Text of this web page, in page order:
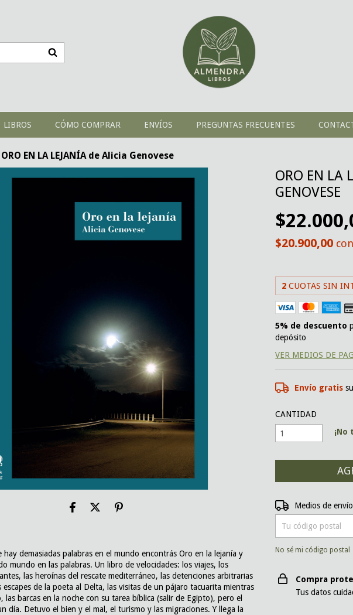
LIBROS CÓMO COMPRAR ENVÍOS PREGUNTAS FRECUENTES
ORO EN LA LEJANÍA de Alicia Genovese
hay demasiadas palabras en el mundo encontrás Oro en la lejanía y
mundo en las palabras. Un libro de velocidades: los viajes, los
las heroínas del rescate mediterráneo, las detenciones arbitrarias
de la poeta al Delta, las visitas de un pájaro tacuarita mientras
las barcas en la noche con su tarea bíblica (salir de Egipto), pero el
día. Detuvo el bien y el mal, el turismo y las migraciones. Y llega la
ORO EN LA
GENOVESE
$20.900,00 con
2 CUOTAS SIN
5% de descuento
depósito
VER MEDIOS DE
Envío gratis
CANTIDAD
Entregas para el CP:
Medios de envío
No sé mi código postal
Compra
Tus datos